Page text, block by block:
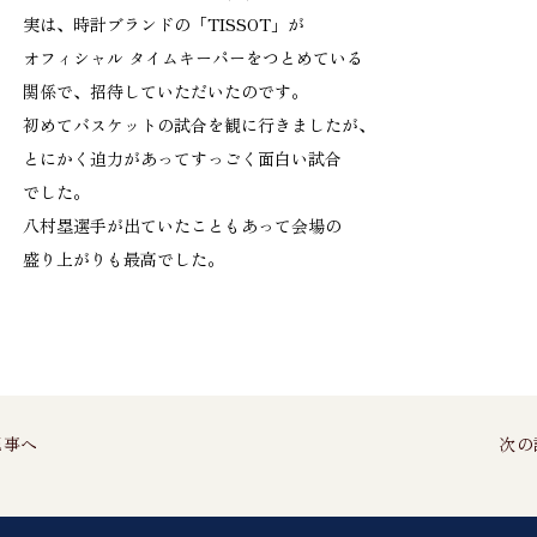
実は、時計ブランドの「TISSOT」が
オフィシャル タイムキーパーをつとめている
関係で、招待していただいたのです。
初めてバスケットの試合を観に行きましたが、
とにかく迫力があってすっごく面白い試合
でした。
八村塁選手が出ていたこともあって会場の
盛り上がりも最高でした。
へ 次